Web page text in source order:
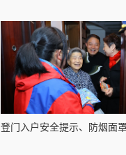
登门入户安全提示、防烟面